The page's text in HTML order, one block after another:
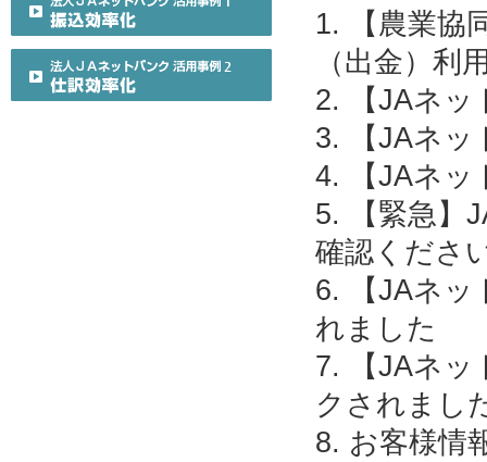
1. 【農業協
（出金）利
2. 【JAネッ
3. 【JAネッ
4. 【JAネッ
5. 【緊急】
確認くださ
6. 【JAネッ
れました
7. 【JAネッ
クされまし
8. お客様情